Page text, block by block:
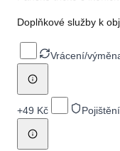
Doplňkové služby k
Vrácení/
+49 Kč